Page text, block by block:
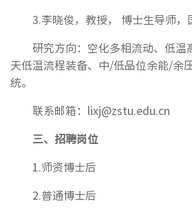
3.李晓俊，教授， 博士生导师，
研究方向：空化多相流动、低
天低温流程装备、中/低品位余能/余
统。
联系邮箱：lixj@zstu.edu.cn
三、招聘岗位
1.师资博士后
2.普通博士后